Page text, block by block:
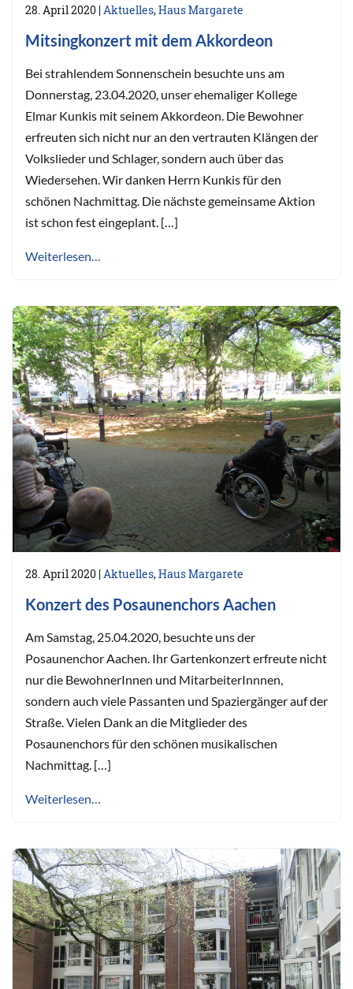
28. April 2020 | Aktuelles,Haus Margarete
Mitsingkonzert mit dem Akkordeon
Bei strahlendem Sonnenschein besuchte uns am
Donnerstag, 23.04.2020, unser ehemaliger Kollege
Elmar Kunkis mit seinem Akkordeon. Die Bewohner
erfreuten sich nicht nur an den vertrauten Klängen der
Volkslieder und Schlager, sondern auch über das
Wiedersehen. Wir danken Herrn Kunkis für den
schönen Nachmittag. Die nächste gemeinsame Aktion
ist schon fest eingeplant. […]
Weiterlesen…
28. April 2020 | Aktuelles,Haus Margarete
Konzert des Posaunenchors Aachen
Am Samstag, 25.04.2020, besuchte uns der
Posaunenchor Aachen. Ihr Gartenkonzert erfreute nicht
nur die BewohnerInnen und MitarbeiterInnnen,
sondern auch viele Passanten und Spaziergänger auf der
Straße. Vielen Dank an die Mitglieder des
Posaunenchors für den schönen musikalischen
Nachmittag. […]
Weiterlesen…